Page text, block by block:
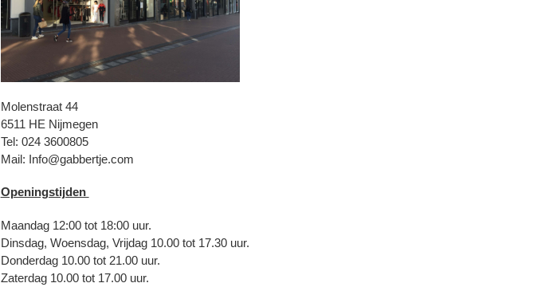
Molenstraat 44
6511 HE Nijmegen
Tel: 024 3600805
Mail: Info@gabbertje.com
Openingstijden
Maandag 12:00 tot 18:00 uur.
Dinsdag, Woensdag, Vrijdag 10.00 tot 17.30 uur.
Donderdag 10.00 tot 21.00 uur.
Zaterdag 10.00 tot 17.00 uur.